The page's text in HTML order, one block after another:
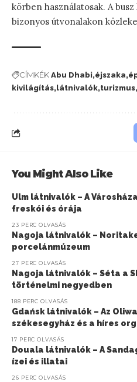
körben használatosak. A
bizonyos útvonalakon
CÍMKÉK Abu Dhabi éjszaka
kivilágítás látnivalók turizmus
You Might Also Like
Ulm látnivalók – A
freskói és órája
23 PERC OLVASÁS
Nagoja látnivalók –
porcelánmúzeum
27 PERC OLVASÁS
Nagoja látnivalók – Séta a
történelmi negyedben
188 PERC OLVASÁS
Gdańsk látnivalók – Az Oliwa
székesegyház és a híres
17 PERC OLVASÁS
Douala látnivalók – A
ízei és illatai
26 PERC OLVASÁS